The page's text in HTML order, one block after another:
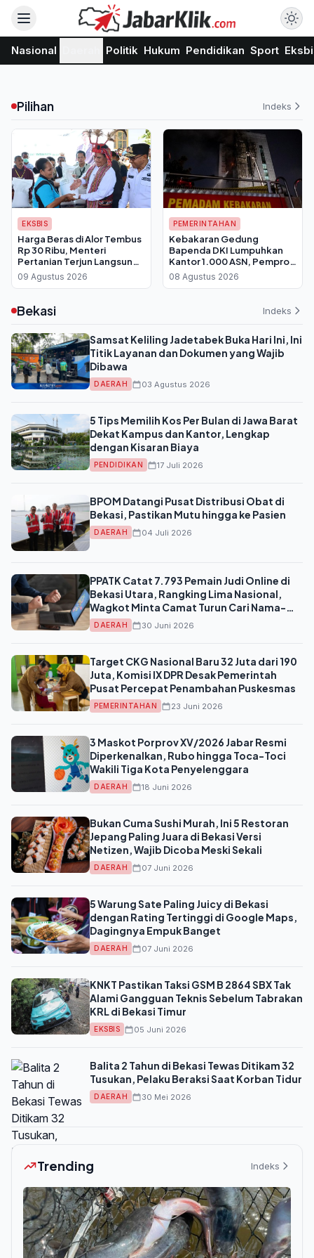
Nasional Politik Hukum Pendidikan Sport
Pilihan Indeks
EKSBIS
Harga Beras di Alor Tembus
Rp 30 Ribu, Menteri
Pertanian Terjun Langsung
Salurkan Bantuan 30 Kg per
Keluarga
09 Agustus 2026
PEMERINTAHAN
Kebakaran Gedung
Bapenda DKI Lumpuhkan
Kantor 1.000 ASN, Pemprov
Berlakukan WFH Bergantian
08 Agustus 2026
Bekasi Indeks
Samsat Keliling Jadetabek Buka Hari Ini, Ini
Titik Layanan dan Dokumen yang Wajib
Dibawa
DAERAH 03 Agustus 2026
5 Tips Memilih Kos Per Bulan di Jawa Barat
Dekat Kampus dan Kantor, Lengkap
dengan Kisaran Biaya
PENDIDIKAN 17 Juli 2026
BPOM Datangi Pusat Distribusi Obat di
Bekasi, Pastikan Mutu hingga ke Pasien
DAERAH 04 Juli 2026
PPATK Catat 7.793 Pemain Judi Online di
Bekasi Utara, Rangking Lima Nasional,
Wagkot Minta Camat Turun Cari Nama-
Nama
DAERAH 30 Juni 2026
Target CKG Nasional Baru 32 Juta dari 190
Juta, Komisi IX DPR Desak Pemerintah
Pusat Percepat Penambahan Puskesmas
PEMERINTAHAN 23 Juni 2026
3 Maskot Porprov XV/2026 Jabar Resmi
Diperkenalkan, Rubo hingga Toca-Toci
Wakili Tiga Kota Penyelenggara
DAERAH 18 Juni 2026
Bukan Cuma Sushi Murah, Ini 5 Restoran
Jepang Paling Juara di Bekasi Versi
Netizen, Wajib Dicoba Meski Sekali
DAERAH 07 Juni 2026
5 Warung Sate Paling Juicy di Bekasi
dengan Rating Tertinggi di Google Maps,
Dagingnya Empuk Banget
DAERAH 07 Juni 2026
KNKT Pastikan Taksi GSM B 2864 SBX Tak
Alami Gangguan Teknis Sebelum Tabrakan
KRL di Bekasi Timur
EKSBIS 05 Juni 2026
Balita 2 Tahun di Bekasi Tewas Ditikam 32
Tusukan, Pelaku Beraksi Saat Korban Tidur
DAERAH 30 Mei 2026
Trending Indeks